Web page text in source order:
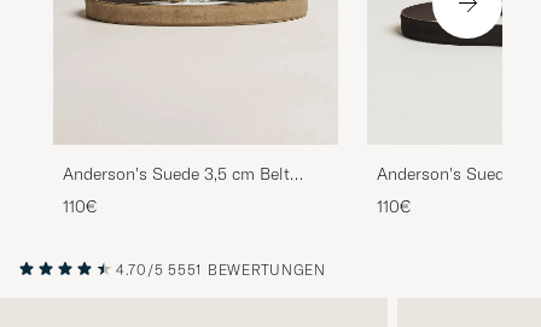
Anderson's Suede 3,5 cm Belt
Beige
110€
Anderson's Suede
Dark Brown
110€
4.70/5 5551 BEWERTUNGEN